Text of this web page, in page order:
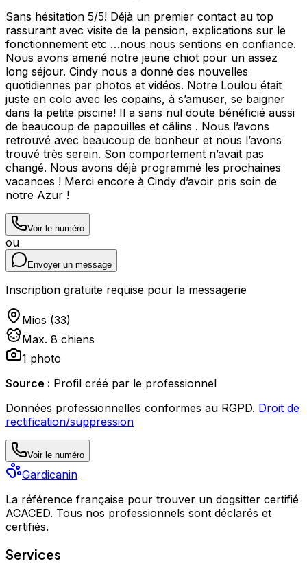
Sans hésitation 5/5! Déjà un premier contact au top
rassurant avec visite de la pension, explications sur le
fonctionnement etc …nous nous sentions en confiance.
Nous avons amené notre jeune chiot pour un assez
long séjour. Cindy nous a donné des nouvelles
quotidiennes par photos et vidéos. Notre Loulou était
juste en colo avec les copains, à s’amuser, se baigner
dans la petite piscine! Il a sans nul doute bénéficié aussi
de beaucoup de papouilles et câlins . Nous l’avons
retrouvé avec beaucoup de bonheur et nous l’avons
trouvé très serein. Son comportement n’avait pas
changé. Nous avons déjà programmé les prochaines
vacances ! Merci encore à Cindy d’avoir pris soin de
notre Azur !
Voir le numéro
ou
Envoyer un message
Inscription gratuite requise pour la messagerie
Mios (33)
Max. 8 chiens
1 photo
Source : Profil créé par le professionnel
Données professionnelles conformes au RGPD. Droit de
rectification/suppression
Voir le numéro
Gardicanin
La référence française pour trouver un dogsitter certifié
ACACED. Tous nos professionnels sont déclarés et
certifiés.
Services